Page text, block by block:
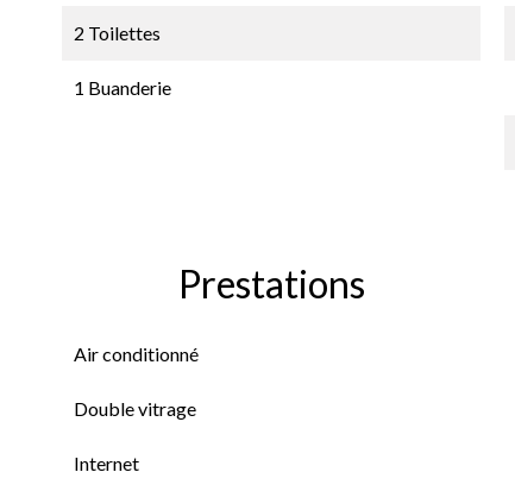
2 Toilettes
1 Buanderie
Prestations
Air conditionné
Double vitrage
Internet